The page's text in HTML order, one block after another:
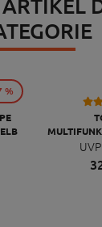
%